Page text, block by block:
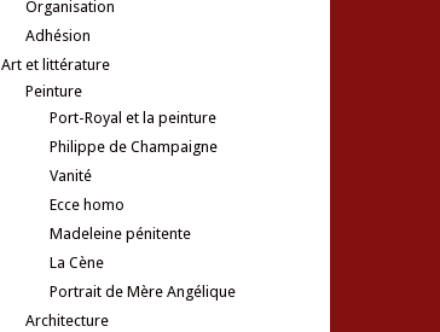
Organisation
Adhésion
Art et littérature
Peinture
Port-Royal et la peinture
Philippe de Champaigne
Vanité
Ecce homo
Madeleine pénitente
La Cène
Portrait de Mère Angélique
Architecture